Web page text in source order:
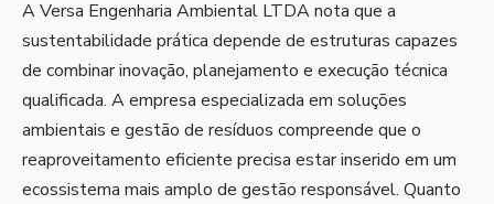
A Versa Engenharia Ambiental LTDA nota que a
sustentabilidade prática depende de estruturas capazes
de combinar inovação, planejamento e execução técnica
qualificada. A empresa especializada em soluções
ambientais e gestão de resíduos compreende que o
reaproveitamento eficiente precisa estar inserido em um
ecossistema mais amplo de gestão responsável. Quanto